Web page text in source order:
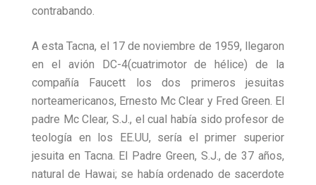
contrabando.
A esta Tacna, el 17 de noviembre de 1959, llegaron
en el avión DC-4(cuatrimotor de hélice) de la
compañía Faucett los dos primeros jesuitas
norteamericanos, Ernesto Mc Clear y Fred Green. El
padre Mc Clear, S.J., el cual había sido profesor de
teología en los EE.UU, sería el primer superior
jesuita en Tacna. El Padre Green, S.J., de 37 años,
natural de Hawai; se había ordenado de sacerdote